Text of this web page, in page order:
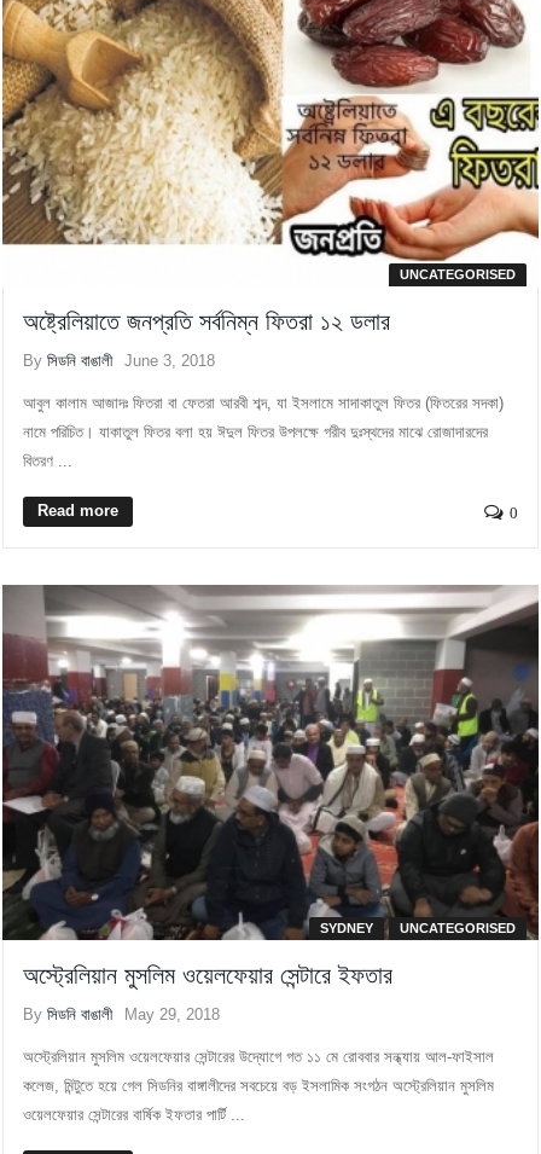
UNCATEGORISED
অষ্ট্রেলিয়াতে জনপ্রতি সর্বনিম্ন ফিতরা ১২ ডলার
Byসিডনি বাঙালী June 3, 2018
আবুল কালাম আজাদঃ ফিতরা বা ফেতরা আরবী শব্দ, যা ইসলামে সাদাকাতুল ফিতর (ফিতরের সদকা)
নামে পরিচিত। যাকাতুল ফিতর বলা হয় ঈদুল ফিতর উপলক্ষে গরীব দুঃস্থদের মাঝে রোজাদারদের
বিতরণ ...
Read more 0
SYDNEY UNCATEGORISED
অস্ট্রেলিয়ান মুসলিম ওয়েলফেয়ার সেন্টারে ইফতার
Byসিডনি বাঙালী May 29, 2018
অস্ট্রেলিয়ান মুসলিম ওয়েলফেয়ার সেন্টারের উদ্যোগে গত ১১ মে রোববার সন্ধ্যায় আল-ফাইসাল
কলেজ, মিন্টুতে হয়ে গেল সিডনির বাঙ্গালীদের সবচেয়ে বড় ইসলামিক সংগঠন অস্ট্রেলিয়ান মুসলিম
ওয়েলফেয়ার সেন্টারের বার্ষিক ইফতার পার্টি ...